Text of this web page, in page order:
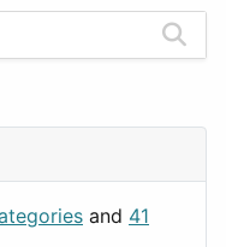
and 41